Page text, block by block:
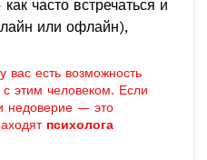
часто встречаться и
или офлайн),
вас есть возможность
этим человеком. Если
недоверие — это
психолога